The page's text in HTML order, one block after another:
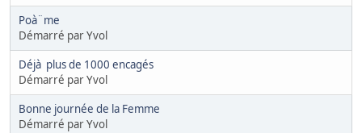
Poà¨me
Démarré par Yvol
Déjà plus de 1000 encagés
Démarré par Yvol
Bonne journée de la Femme
Démarré par Yvol